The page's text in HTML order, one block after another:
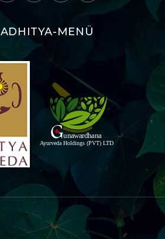
ADHITYA-MENÜ